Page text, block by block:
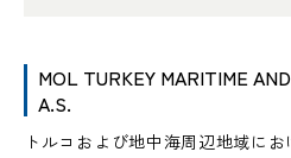
MOL TURKEY MARITIME
A.S.
トルコおよび地中海周辺地域に